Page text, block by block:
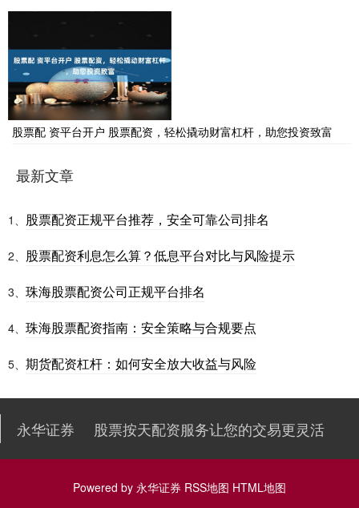
股票配 资平台开户 股票配资，轻松撬动财富杠杆，助您投资致富
最新文章
1、 股票配资正规平台推荐，安全可靠公司排名
2、 股票配资利息怎么算？低息平台对比与风险提示
3、 珠海股票配资公司正规平台排名
4、 珠海股票配资指南：安全策略与合规要点
5、 期货配资杠杆：如何安全放大收益与风险
永华证券 股票按天配资服务让您的交易更灵活
Powered by 永华证券 RSS地图 HTML地图